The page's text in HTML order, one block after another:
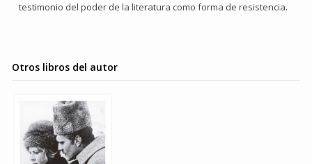
testimonio del poder de la literatura como forma de resistencia.
Otros libros del autor